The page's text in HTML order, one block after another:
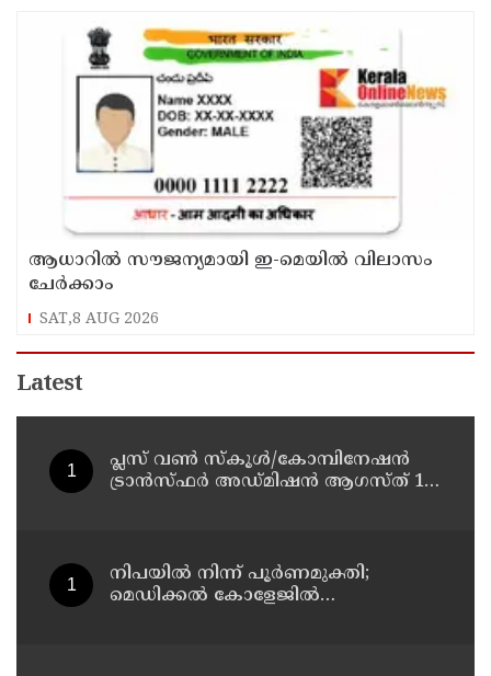
ആധാറിൽ സൗജന്യമായി ഇ-മെയിൽ വിലാസം
ചേർക്കാം
SAT,8 AUG 2026
Latest
പ്ലസ് വൺ സ്‌കൂൾ/കോമ്പിനേഷൻ
ട്രാൻസ്ഫർ അഡ്മിഷൻ ആഗസ്ത് 10,
നിപയിൽ നിന്ന് പൂർണമുക്തി;
മെഡിക്കൽ കോളേജിൽ